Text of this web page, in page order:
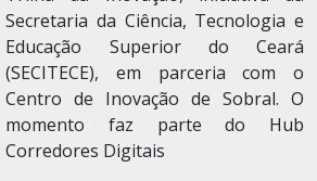
Secretaria da Ciência, Tecnologia e
Educação Superior do Ceará
(SECITECE), em parceria com o
Centro de Inovação de Sobral. O
momento faz parte do Hub
Corredores Digitais